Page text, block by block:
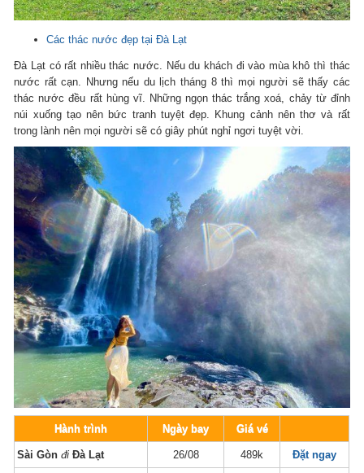
Các thác nước đẹp tại Đà Lạt
Đà Lạt có rất nhiều thác nước. Nếu du khách đi vào mùa khô thì thác
nước rất cạn. Nhưng nếu du lịch tháng 8 thì mọi người sẽ thấy các
thác nước đều rất hùng vĩ. Những ngọn thác trắng xoá, chảy từ đỉnh
núi xuống tạo nên bức tranh tuyệt đẹp. Khung cảnh nên thơ và rất
trong lành nên mọi người sẽ có giây phút nghỉ ngơi tuyệt vời.
Hành trình Ngày bay Giá vé
Sài Gònđi Đà Lạt 26/08 489k Đặt ngay